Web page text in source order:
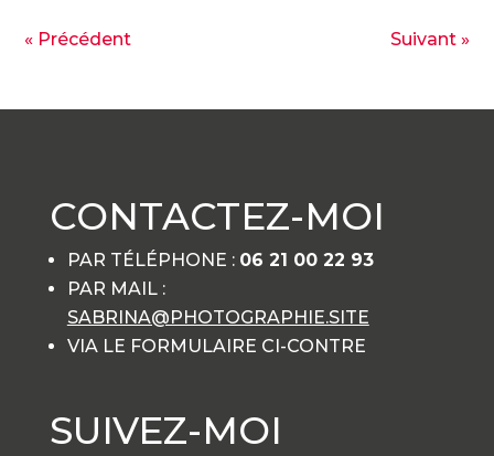
« Précédent Suivant »
CONTACTEZ-MOI
PAR TÉLÉPHONE : 06 21 00 22 93
PAR MAIL :
SABRINA@PHOTOGRAPHIE.SITE
VIA LE FORMULAIRE CI-CONTRE
SUIVEZ-MOI